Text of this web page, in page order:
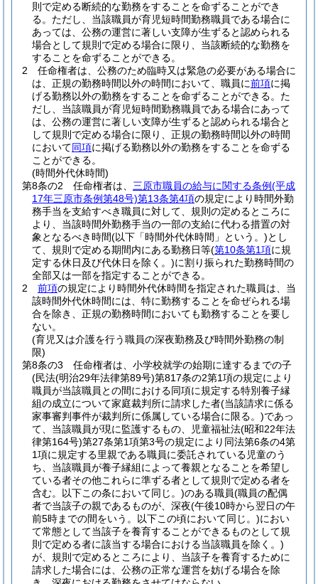
則で定める断続的な勤務をすることを命ずることができ
る。 ただし、当該職員が育児短時間勤務職員である場合に
あっては、公務の運営に著しい支障が生ずると認められる
場合として規則で定める場合に限り、当該断続的な勤務を
することを命ずることができる。
2
任命権者は、公務のため臨時又は緊急の必要がある場合に
は、正規の勤務時間以外の時間において、職員に前項に掲
げる勤務以外の勤務をすることを命ずることができる。 た
だし、当該職員が育児短時間勤務職員である場合にあって
は、公務の運営に著しい支障が生ずると認められる場合と
して規則で定める場合に限り、正規の勤務時間以外の時間
において同項に掲げる勤務以外の勤務をすることを命ずる
ことができる。
(時間外代休時間)
第8条の2
任命権者は、 三原市職員の給与に関する条例(平成
17年三原市条例第48号)第13条第4項の規定により時間外勤
務手当を支給すべき職員に対して、規則の定めるところに
より、当該時間外勤務手当の一部の支給に代わる措置の対
象となるべき時間(以下「時間外代休時間」という。)とし
て、規則で定める期間内にある勤務日等(第10条第1項に規
定する休日及び代休日を除く。)に割り振られた勤務時間の
全部又は一部を指定することができる。
2
前項の規定により時間外代休時間を指定された職員は、当
該時間外代休時間には、特に勤務することを命ぜられる場
合を除き、正規の勤務時間においても勤務することを要し
ない。
(育児又は介護を行う職員の深夜勤務及び時間外勤務の制
限)
第8条の3
任命権者は、小学校就学の始期に達するまでの子
(民法(明治29年法律第89号)第817条の2第1項の規定により
職員が当該職員との間における同項に規定する特別養子縁
組の成立について家庭裁判所に請求した者(当該請求に係る
家事審判事件が裁判所に係属している場合に限る。)であっ
て、当該職員が現に監護するもの、児童福祉法(昭和22年法
律第164号)第27条第1項第3号の規定により同法第6条の4第
1項に規定する里親である職員に委託されている児童のう
ち、当該職員が養子縁組によって養親となることを希望し
ている者その他これらに準ずる者として規則で定める者を
含む。以下この条において同じ。)のある職員(職員の配偶
者で当該子の親であるものが、深夜(午後10時から翌日の午
前5時までの間をいう。以下この頃において同じ。)におい
て常態として当該子を養育することができるものとして規
則で定める者に該当する場合における当該職員を除く。)
が、規則で定めるところにより、当該子を養育するために
請求した場合には、公務の正常な運営を妨げる場合を除